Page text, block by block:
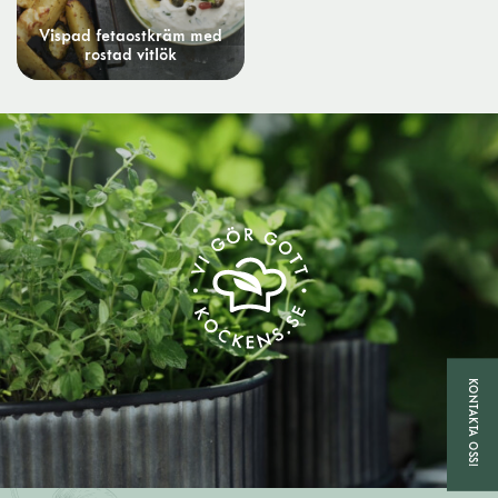
Vispad fetaostkräm med
rostad vitlök
KONTAKTA OSS!